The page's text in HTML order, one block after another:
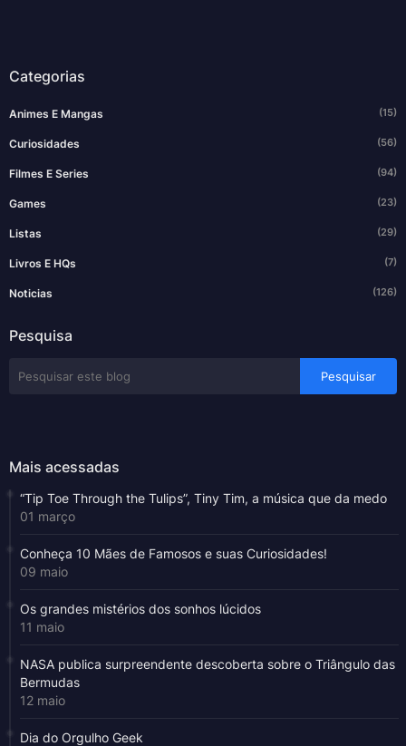
Categorias
Animes E Mangas (15)
Curiosidades (56)
Filmes E Series (94)
Games (23)
Listas (29)
Livros E HQs (7)
Noticias (126)
Pesquisa
Mais acessadas
“Tip Toe Through the Tulips”, Tiny Tim, a música que da medo
01 março
Conheça 10 Mães de Famosos e suas Curiosidades!
09 maio
Os grandes mistérios dos sonhos lúcidos
11 maio
NASA publica surpreendente descoberta sobre o Triângulo das
Bermudas
12 maio
Dia do Orgulho Geek